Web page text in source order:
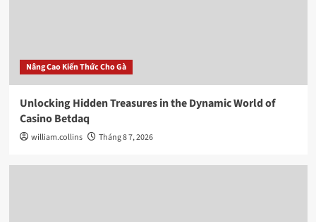
Nâng Cao Kiến Thức Cho Gà
Unlocking Hidden Treasures in the Dynamic World of
Casino Betdaq
william.collins Tháng 8 7, 2026